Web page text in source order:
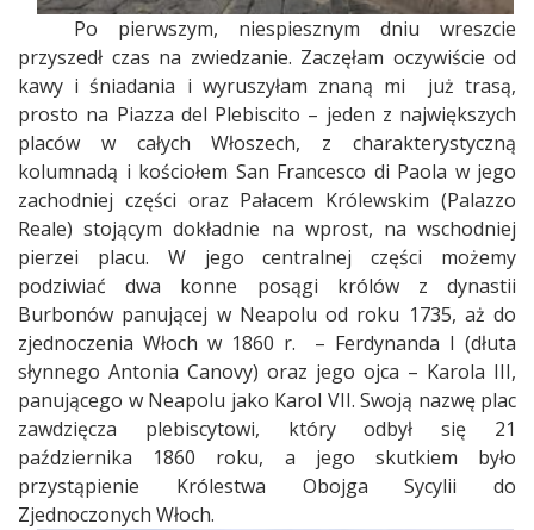
Po pierwszym, niespiesznym dniu wreszcie
przyszedł czas na zwiedzanie. Zaczęłam oczywiście od
kawy i śniadania i wyruszyłam znaną mi
już trasą,
prosto na Piazza del Plebiscito – jeden z największych
placów w całych Włoszech, z charakterystyczną
kolumnadą i kościołem San Francesco di Paola w jego
zachodniej części oraz Pałacem Królewskim (Palazzo
Reale) stojącym dokładnie na wprost, na wschodniej
pierzei placu. W jego centralnej części możemy
podziwiać dwa konne posągi królów z dynastii
Burbonów panującej w Neapolu od roku 1735, aż do
zjednoczenia Włoch w 1860 r.
– Ferdynanda I (dłuta
słynnego Antonia Canovy) oraz jego ojca – Karola III,
panującego w Neapolu jako Karol VII. Swoją nazwę plac
zawdzięcza plebiscytowi, który odbył się 21
października 1860 roku, a jego skutkiem było
przystąpienie Królestwa Obojga Sycylii do
Zjednoczonych Włoch.